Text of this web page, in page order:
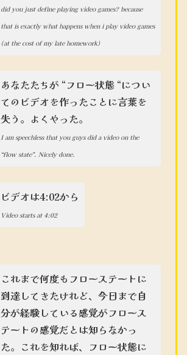
did you just define playing video games? because
that is exactly what happens when i play video games
(at the cost of my late homework)
あなたたちが “フロー状態 “につい
てのビデオを作ったことに言葉を
失う。よくやった。
I am speechless that you guys did a video on the
“flow state”. Nicely done.
ビデオは4:02から
Video starts at 4:02
これまで何度もフローステートに
到達してきたけれど、今日まで自
分が経験している感覚がフロース
テートの感覚だとは知らなかっ
た。これを知れば、フロー状態に